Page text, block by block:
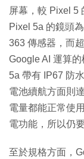
屏幕，較 Pixel 5
Pixel 5a 的鏡頭
363 傳感器，而
Google AI 運算
5a 帶有 IP67 防
電池續航方面則
電量都能正常使
電功能，所以仍
至於規格方面，